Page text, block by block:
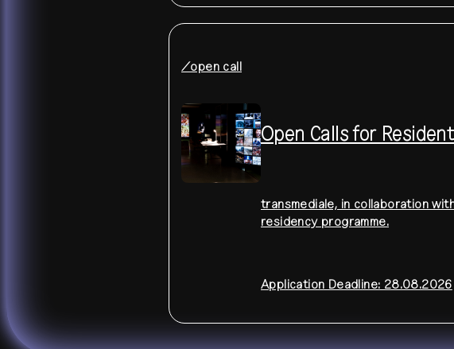
/open call
Open Calls for
transmediale, in collaboration
residency programme.
Application Deadline: 28.08.2026